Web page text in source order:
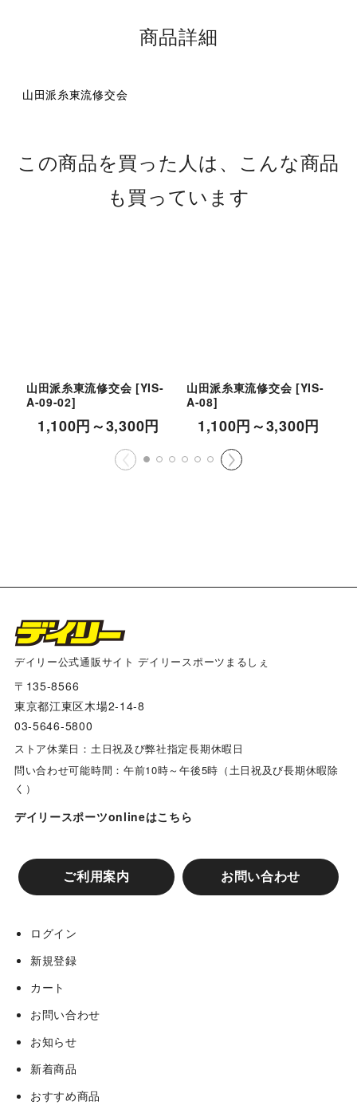
商品詳細
山田派糸東流修交会
この商品を買った人は、こんな商品
も買っています
山田派糸東流修交会 [YIS-
A-09-02]
1,100円～3,300円
山田派糸東流修交会 [YIS-
A-08]
1,100円～3,300円
デイリー公式通販サイト デイリースポーツまるしぇ
〒135-8566
東京都江東区木場2-14-8
03-5646-5800
ストア休業日：土日祝及び弊社指定長期休暇日
問い合わせ可能時間：午前10時～午後5時（土日祝及び長期休暇除
く）
デイリースポーツonlineはこちら
ご利用案内 お問い合わせ
ログイン
新規登録
カート
お問い合わせ
お知らせ
新着商品
おすすめ商品